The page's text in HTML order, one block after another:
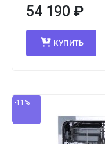
54 190 ₽
КУПИТЬ
-11%